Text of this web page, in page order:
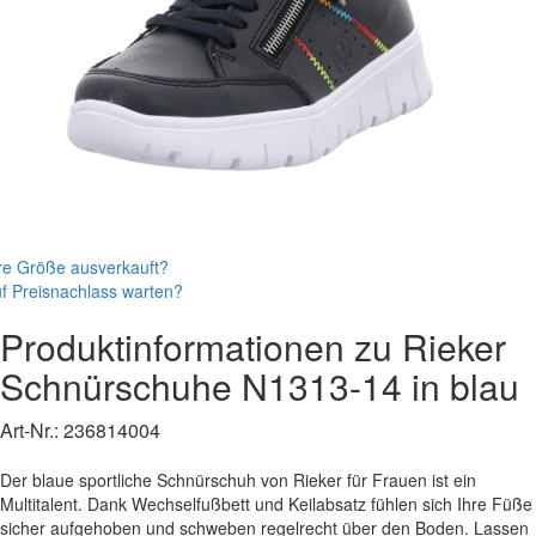
Größe ausverkauft?
Preisnachlass warten?
Produktinformationen zu Rieker
Schnürschuhe N1313-14 in blau
Art-Nr.: 236814004
Der blaue sportliche Schnürschuh von Rieker für Frauen ist ein
Multitalent. Dank Wechselfußbett und Keilabsatz fühlen sich Ihre Füße
sicher aufgehoben und schweben regelrecht über den Boden. Lassen